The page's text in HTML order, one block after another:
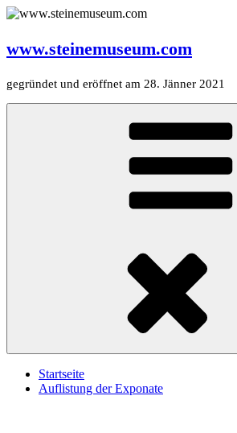
Zum
www.steinemuseum.com
gegründet und eröffnet am 28. Jänner 2021
Startseite
Auflistung der Exponate